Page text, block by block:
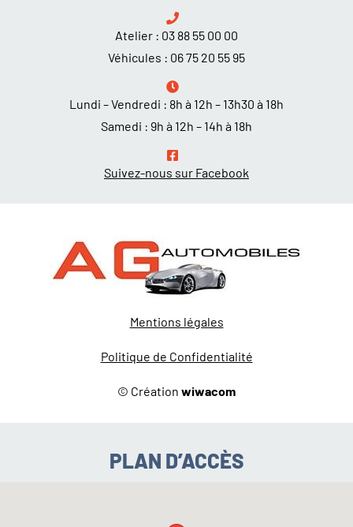
Atelier : 03 88 55 00 00
Véhicules : 06 75 20 55 95
Lundi – Vendredi : 8h à 12h – 13h30 à 18h
Samedi : 9h à 12h – 14h à 18h
Suivez-nous sur Facebook
Mentions légales
Politique de Confidentialité
© Création wiwacom
PLAN D’ACCÈS